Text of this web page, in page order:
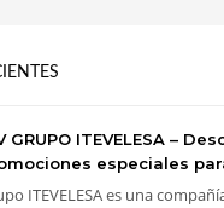
GRUPO ITEVELESA –
especiales
ITEVELESA es una